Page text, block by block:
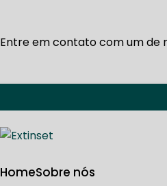
Entre em contato com um de
Home Sobre nós